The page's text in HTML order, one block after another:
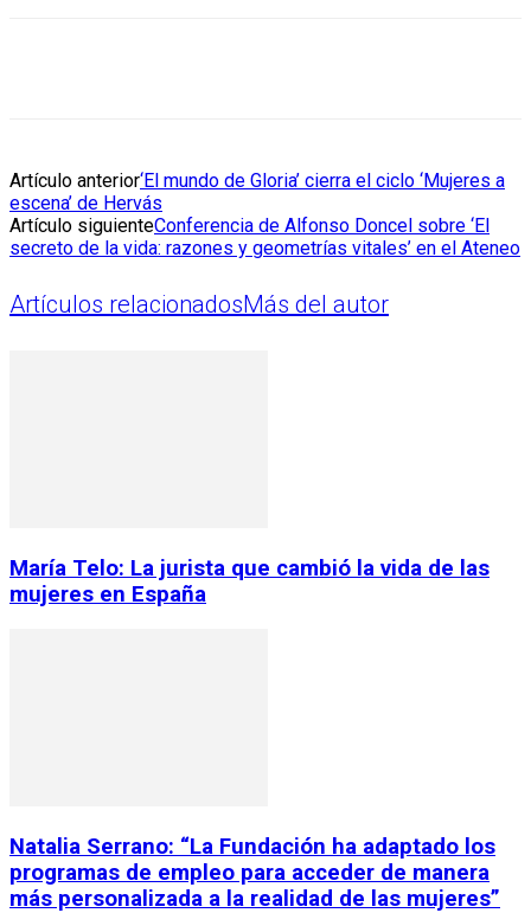
Artículo anterior‘El mundo de Gloria’ cierra el ciclo ‘Mujeres a
escena’ de Hervás
Artículo siguienteConferencia de Alfonso Doncel sobre ‘El
secreto de la vida: razones y geometrías vitales’ en el Ateneo
Artículos relacionadosMás del autor
María Telo: La jurista que cambió la vida de las
mujeres en España
Natalia Serrano: “La Fundación ha adaptado los
programas de empleo para acceder de manera
más personalizada a la realidad de las mujeres”